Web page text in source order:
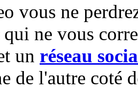
vous ne
qui ne vous
un réseau socia
de l'autre coté